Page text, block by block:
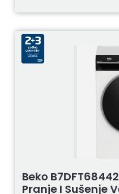
Beko
Pranje I Sušenje